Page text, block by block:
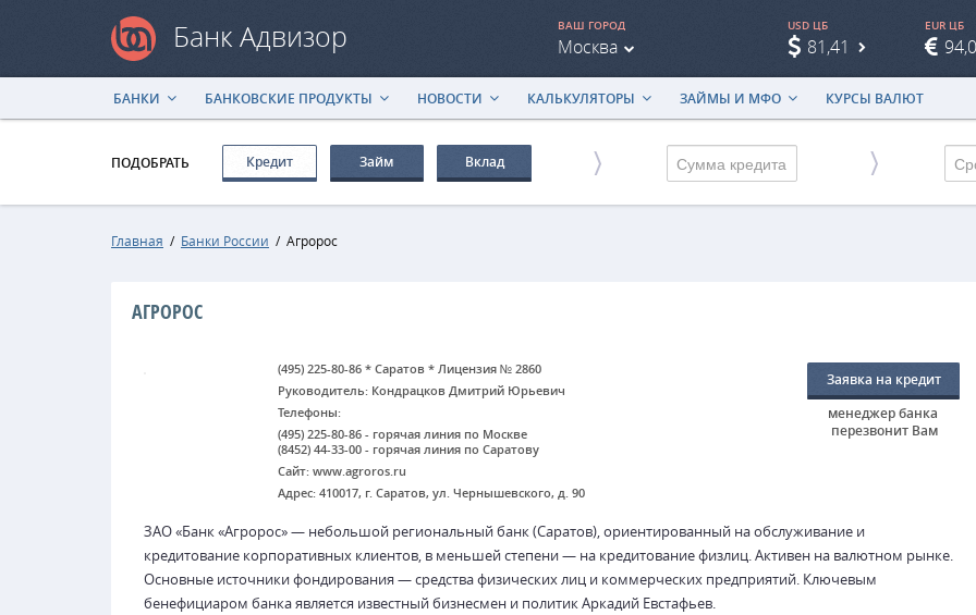
Банк Адвизор
БАНКИ БАНКОВСКИЕ ПРОДУКТЫ НОВОСТИ КАЛЬКУЛЯТОРЫ ЗАЙМЫ И МФО КУРСЫ ВАЛЮТ
ВАШ ГОРОД
Москва
USD ЦБ
81,41
EUR ЦБ
ПОДОБРАТЬ Кредит Займ Вклад
Главная / Банки России / Агророс
АГРОРОС
(495) 225-80-86 * Саратов * Лицензия № 2860
Руководитель: Кондрацков Дмитрий Юрьевич
Телефоны:
(495) 225-80-86 - горячая линия по Москве
(8452) 44-33-00 - горячая линия по Саратову
Сайт: www.agroros.ru
Адрес: 410017, г. Саратов, ул. Чернышевского, д. 90
Заявка на кредит
менеджер банка
перезвонит Вам
ЗАО «Банк «Агророс» — небольшой региональный банк (Саратов), ориентированный на обслуживание и
кредитование корпоративных клиентов, в меньшей степени — на кредитование физлиц. Активен на валютном рынке.
Основные источники фондирования — средства физических лиц и коммерческих предприятий. Ключевым
бенефициаром банка является известный бизнесмен и политик Аркадий Евстафьев.